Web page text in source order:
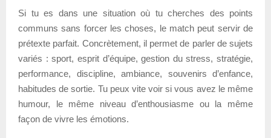
Si tu es dans une situation où tu cherches des points
communs sans forcer les choses, le match peut servir de
prétexte parfait. Concrètement, il permet de parler de sujets
variés : sport, esprit d’équipe, gestion du stress, stratégie,
performance, discipline, ambiance, souvenirs d’enfance,
habitudes de sortie. Tu peux vite voir si vous avez le même
humour, le même niveau d’enthousiasme ou la même
façon de vivre les émotions.